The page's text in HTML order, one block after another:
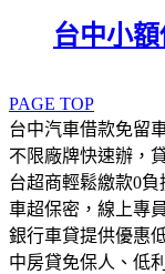
台中小
PAGE TOP
台中汽車借款免留
不限廠牌快速辦，
台超商輕鬆繳款0
車超保密，線上專
銀行車貸提供優惠
中房貸免保人、低